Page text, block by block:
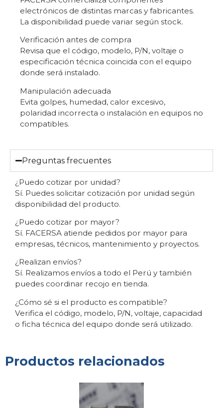
electrónicos de distintas marcas y fabricantes.
La disponibilidad puede variar según stock.
Verificación antes de compra
Revisa que el código, modelo, P/N, voltaje o
especificación técnica coincida con el equipo
donde será instalado.
Manipulación adecuada
Evita golpes, humedad, calor excesivo,
polaridad incorrecta o instalación en equipos no
compatibles.
Preguntas frecuentes
¿Puedo cotizar por unidad?
Sí. Puedes solicitar cotización por unidad según
disponibilidad del producto.
¿Puedo cotizar por mayor?
Sí. FACERSA atiende pedidos por mayor para
empresas, técnicos, mantenimiento y proyectos.
¿Realizan envíos?
Sí. Realizamos envíos a todo el Perú y también
puedes coordinar recojo en tienda.
¿Cómo sé si el producto es compatible?
Verifica el código, modelo, P/N, voltaje, capacidad
o ficha técnica del equipo donde será utilizado.
Productos relacionados